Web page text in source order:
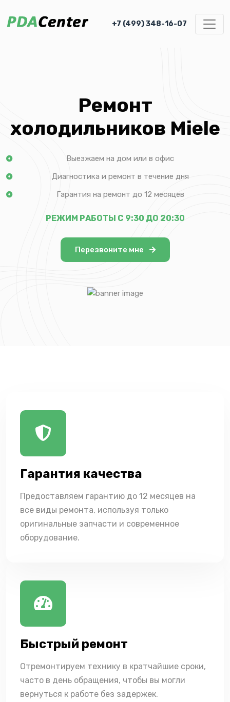
+7 (499) 348-16-07
Ремонт
холодильников Miele
Выезжаем на дом или в офис
Диагностика и ремонт в течение дня
Гарантия на ремонт до 12 месяцев
РЕЖИМ РАБОТЫ С 9:30 ДО 20:30
Перезвоните мне
Гарантия качества
Предоставляем гарантию до 12 месяцев на
все виды ремонта, используя только
оригинальные запчасти и современное
оборудование.
Быстрый ремонт
Отремонтируем технику в кратчайшие сроки,
часто в день обращения, чтобы вы могли
вернуться к работе без задержек.